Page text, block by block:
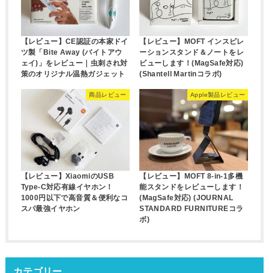
【レビュー】CE認証の本家ドイ
ツ製「Bite Away (バイトアウ
ェイ)」をレビュー｜虫刺され対
策のオリジナル温熱ガジェット
【レビュー】MOFT インスピレ
ーションスタンド＆ノートをレ
ビューします！(MagSafe対応)
(Shantell Martinコラボ)
商品レビュー
【レビュー】XiaomiのUSB
Type-C対応有線イヤホン！
1000円以下で高音質＆便利なコ
スパ最強イヤホン
Apple製品レビュー
【レビュー】MOFT 8-in-1多機
能スタンドをレビューします！
(MagSafe対応) (JOURNAL
STANDARD FURNITUREコラ
ボ)